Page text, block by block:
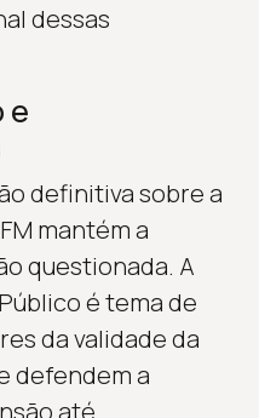
dessas
e
definitiva sobre a
mantém a
questionada. A
é tema de
da validade da
defendem a
até